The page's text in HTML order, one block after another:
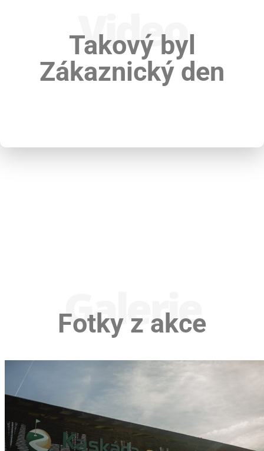
Video
Takový byl
Zákaznický den
Galerie
Fotky z akce